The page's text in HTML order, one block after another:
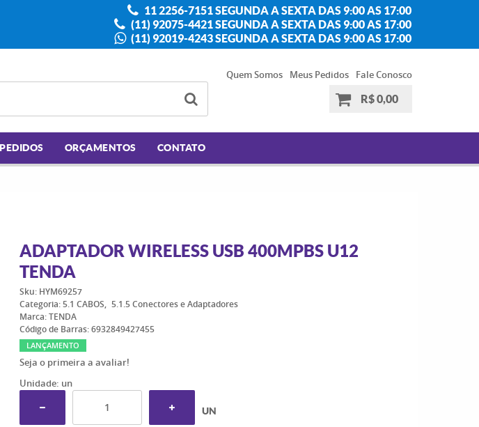
11 2256-7151 SEGUNDA A SEXTA DAS 9:00 AS 17:00
(11) 92075-4421 SEGUNDA A SEXTA DAS 9:00 AS 17:00
(11) 92019-4243 SEGUNDA A SEXTA DAS 9:00 AS 17:00
Quem Somos Meus Pedidos
Fale Conosco
R$ 0,00
ORÇAMENTOS CONTATO
ADAPTADOR WIRELESS USB 400MPBS U12
TENDA
Sku: HYM69257
Categoria: 5.1 CABOS
5.1.5 Conectores e Adaptadores
Marca:TENDA
Código de Barras:6932849427455
LANÇAMENTO
Seja o primeira a avaliar!
Unidade: un
UN